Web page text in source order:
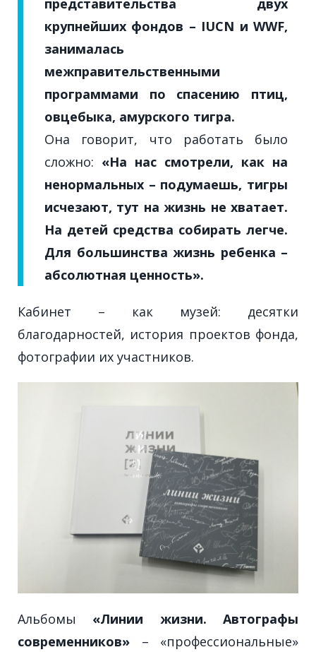
представительства двух
крупнейших фондов – IUCN и WWF,
занималась
межправительственными
программами по спасению птиц,
овцебыка, амурского тигра.
Она говорит, что работать было
сложно: «На нас смотрели, как на
ненормальных – подумаешь, тигры
исчезают, тут на жизнь не хватает.
На детей средства собирать легче.
Для большинства жизнь ребенка –
абсолютная ценность».
Кабинет – как музей: десятки
благодарностей, история проектов фонда,
фотографии их участников.
Альбомы «Линии жизни. Автографы
современников» – «профессиональные»